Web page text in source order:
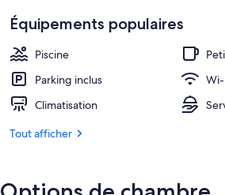
Équipements populaires
Piscine
Parking inclus
Climatisation
Tout afficher